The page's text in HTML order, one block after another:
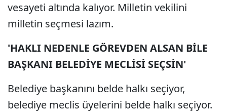
vesayeti altında kalıyor. Milletin vekilini
milletin seçmesi lazım.
'HAKLI NEDENLE GÖREVDEN ALSAN BİLE
BAŞKANI BELEDİYE MECLİSİ SEÇSİN'
Belediye başkanını belde halkı seçiyor,
belediye meclis üyelerini belde halkı seçiyor.